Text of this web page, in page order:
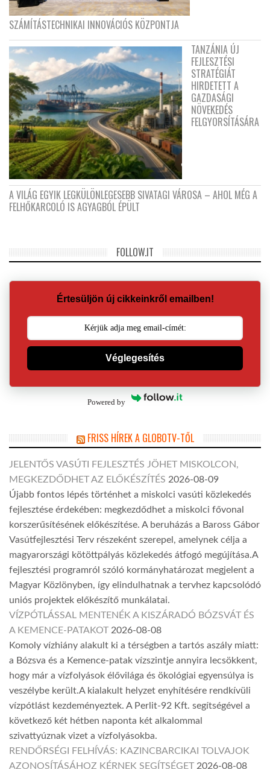
SZÁMÍTÁSTECHNIKAI INNOVÁCIÓS KÖZPONTJA
TANZÁNIA ÚJ
FEJLESZTÉSI
STRATÉGIÁT
HIRDETETT A
GAZDASÁGI
NÖVEKEDÉS
FELGYORSÍTÁSÁRA
A VILÁG EGYIK LEGKÜLÖNLEGESEBB SIVATAGI VÁROSA – AHOL MÉG A
FELHŐKARCOLÓ IS AGYAGBÓL ÉPÜLT
FOLLOW.IT
Értesüljön új cikkeinkről emailben!
Véglegesítés
Powered by
FRISS HÍREK A GLOBOTV-TŐL
JELENTŐS VASÚTI FEJLESZTÉS JÖHET MISKOLCON,
MEGKEZDŐDHET AZ ELŐKÉSZÍTÉS 2026-08-09
Újabb fontos lépés történhet a miskolci vasúti közlekedés
fejlesztése érdekében: megkezdődhet a miskolci fővonal
korszerűsítésének előkészítése. A beruházás a Baross Gábor
Vasútfejlesztési Terv részeként szerepel, amelynek célja a
magyarországi kötöttpályás közlekedés átfogó megújítása.A
fejlesztési programról szóló kormányhatározat megjelent a
Magyar Közlönyben, így elindulhatnak a tervhez kapcsolódó
uniós projektek előkészítő munkálatai.
VÍZPÓTLÁSSAL MENTENÉK A KISZÁRADÓ BÓZSVÁT ÉS
A KEMENCE-PATAKOT 2026-08-08
Komoly vízhiány alakult ki a térségben a tartós aszály miatt:
a Bózsva és a Kemence-patak vízszintje annyira lecsökkent,
hogy már a vízfolyások élővilága és ökológiai egyensúlya is
veszélybe került.A kialakult helyzet enyhítésére rendkívüli
vízpótlást kezdeményeztek. A Perlit-92 Kft. segítségével a
következő két hétben naponta két alkalommal
szivattyúznak vizet a vízfolyásokba.
RENDŐRSÉGI FELHÍVÁS: KAZINCBARCIKAI TOLVAJOK
AZONOSÍTÁSÁHOZ KÉRNEK SEGÍTSÉGET 2026-08-08